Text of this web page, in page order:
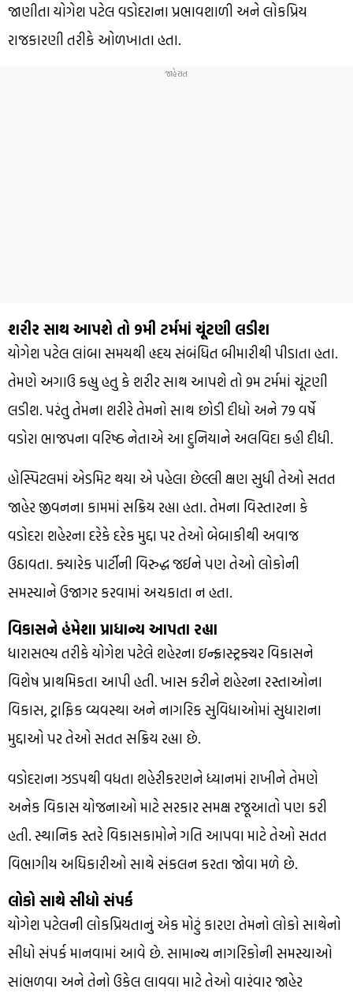
જાણીતા યોગેશ પટેલ વડોદરાના પ્રભાવશાળી અને લોકપ્રિય
રાજકારણી તરીકે ઓળખાતા હતા.
શરીર સાથ આપશે તો 9મી ટર્મમાં ચૂંટણી લડીશ
યોગેશ પટેલ લાંબા સમયથી હૃદય સંબંધિત બીમારીથી પીડાતા હતા.
તેમણે અગાઉ કહ્યુ હતુ કે શરીર સાથ આપશે તો 9મ ટર્મમાં ચૂંટણી
લડીશ. પરંતુ તેમના શરીરે તેમનો સાથ છોડી દીધો અને 79 વર્ષે
વડોરા ભાજપના વરિષ્ઠ નેતાએ આ દુનિયાને અલવિદા કહી દીધી.
હોસ્પિટલમાં એડમિટ થયા એ પહેલા છેલ્લી ક્ષણ સુધી તેઓ સતત
જાહેર જીવનના કામમાં સક્રિય રહ્યા હતા. તેમના વિસ્તારના કે
વડોદરા શહેરના દરેકે દરેક મુદ્દા પર તેઓ બેબાકીથી અવાજ
ઉઠાવતા. ક્યારેક પાર્ટીની વિરુદ્ધ જઈને પણ તેઓ લોકોની
સમસ્યાને ઉજાગર કરવામાં અચકાતા ન હતા.
વિકાસને હંમેશા પ્રાધાન્ય આપતા રહ્યા
ધારાસભ્ય તરીકે યોગેશ પટેલે શહેરના ઇન્ફ્રાસ્ટ્રક્ચર વિકાસને
વિશેષ પ્રાથમિકતા આપી હતી. ખાસ કરીને શહેરના રસ્તાઓના
વિકાસ, ટ્રાફિક વ્યવસ્થા અને નાગરિક સુવિધાઓમાં સુધારાના
મુદ્દાઓ પર તેઓ સતત સક્રિય રહ્યા છે.
વડોદરાના ઝડપથી વધતા શહેરીકરણને ધ્યાનમાં રાખીને તેમણે
અનેક વિકાસ યોજનાઓ માટે સરકાર સમક્ષ રજૂઆતો પણ કરી
હતી. સ્થાનિક સ્તરે વિકાસકામોને ગતિ આપવા માટે તેઓ સતત
વિભાગીય અધિકારીઓ સાથે સંકલન કરતા જોવા મળે છે.
લોકો સાથે સીધો સંપર્ક
યોગેશ પટેલની લોકપ્રિયતાનું એક મોટું કારણ તેમનો લોકો સાથેનો
સીધો સંપર્ક માનવામાં આવે છે. સામાન્ય નાગરિકોની સમસ્યાઓ
સાંભળવા અને તેનો ઉકેલ લાવવા માટે તેઓ વારંવાર જાહેર